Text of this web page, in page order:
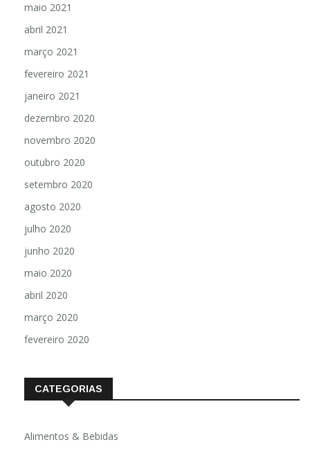
maio 2021
abril 2021
março 2021
fevereiro 2021
janeiro 2021
dezembro 2020
novembro 2020
outubro 2020
setembro 2020
agosto 2020
julho 2020
junho 2020
maio 2020
abril 2020
março 2020
fevereiro 2020
CATEGORIAS
Alimentos & Bebidas